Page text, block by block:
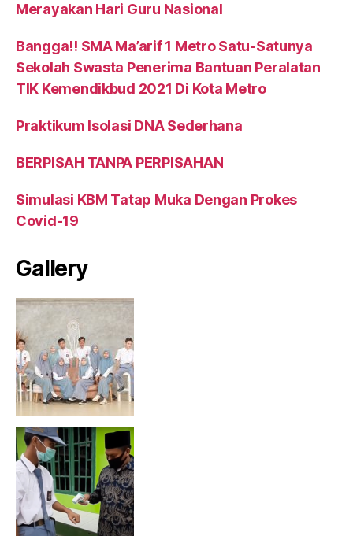
Merayakan Hari Guru Nasional
Bangga!! SMA Ma’arif 1 Metro Satu-Satunya
Sekolah Swasta Penerima Bantuan Peralatan
TIK Kemendikbud 2021 Di Kota Metro
Praktikum Isolasi DNA Sederhana
BERPISAH TANPA PERPISAHAN
Simulasi KBM Tatap Muka Dengan Prokes
Covid-19
Gallery